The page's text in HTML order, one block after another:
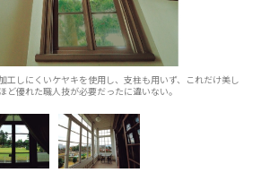
工しにくいケヤキを使用し、支柱も用いず、これだけ美し
ど優れた職人技が必要だったに違いない。